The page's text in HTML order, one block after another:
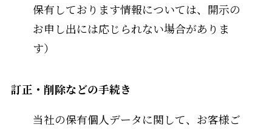
保有しております情報については、開示の
お申し出には応じられない場合がありま
す）
訂正・削除などの手続き
当社の保有個人データに関して、お客様ご